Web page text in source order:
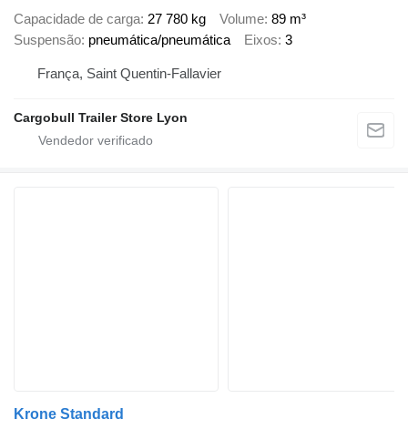
Capacidade de carga 27 780 kg Volume 89 m³
Suspensão pneumática/pneumática Eixos 3
França, Saint Quentin-Fallavier
Cargobull Trailer Store Lyon
Krone Standard